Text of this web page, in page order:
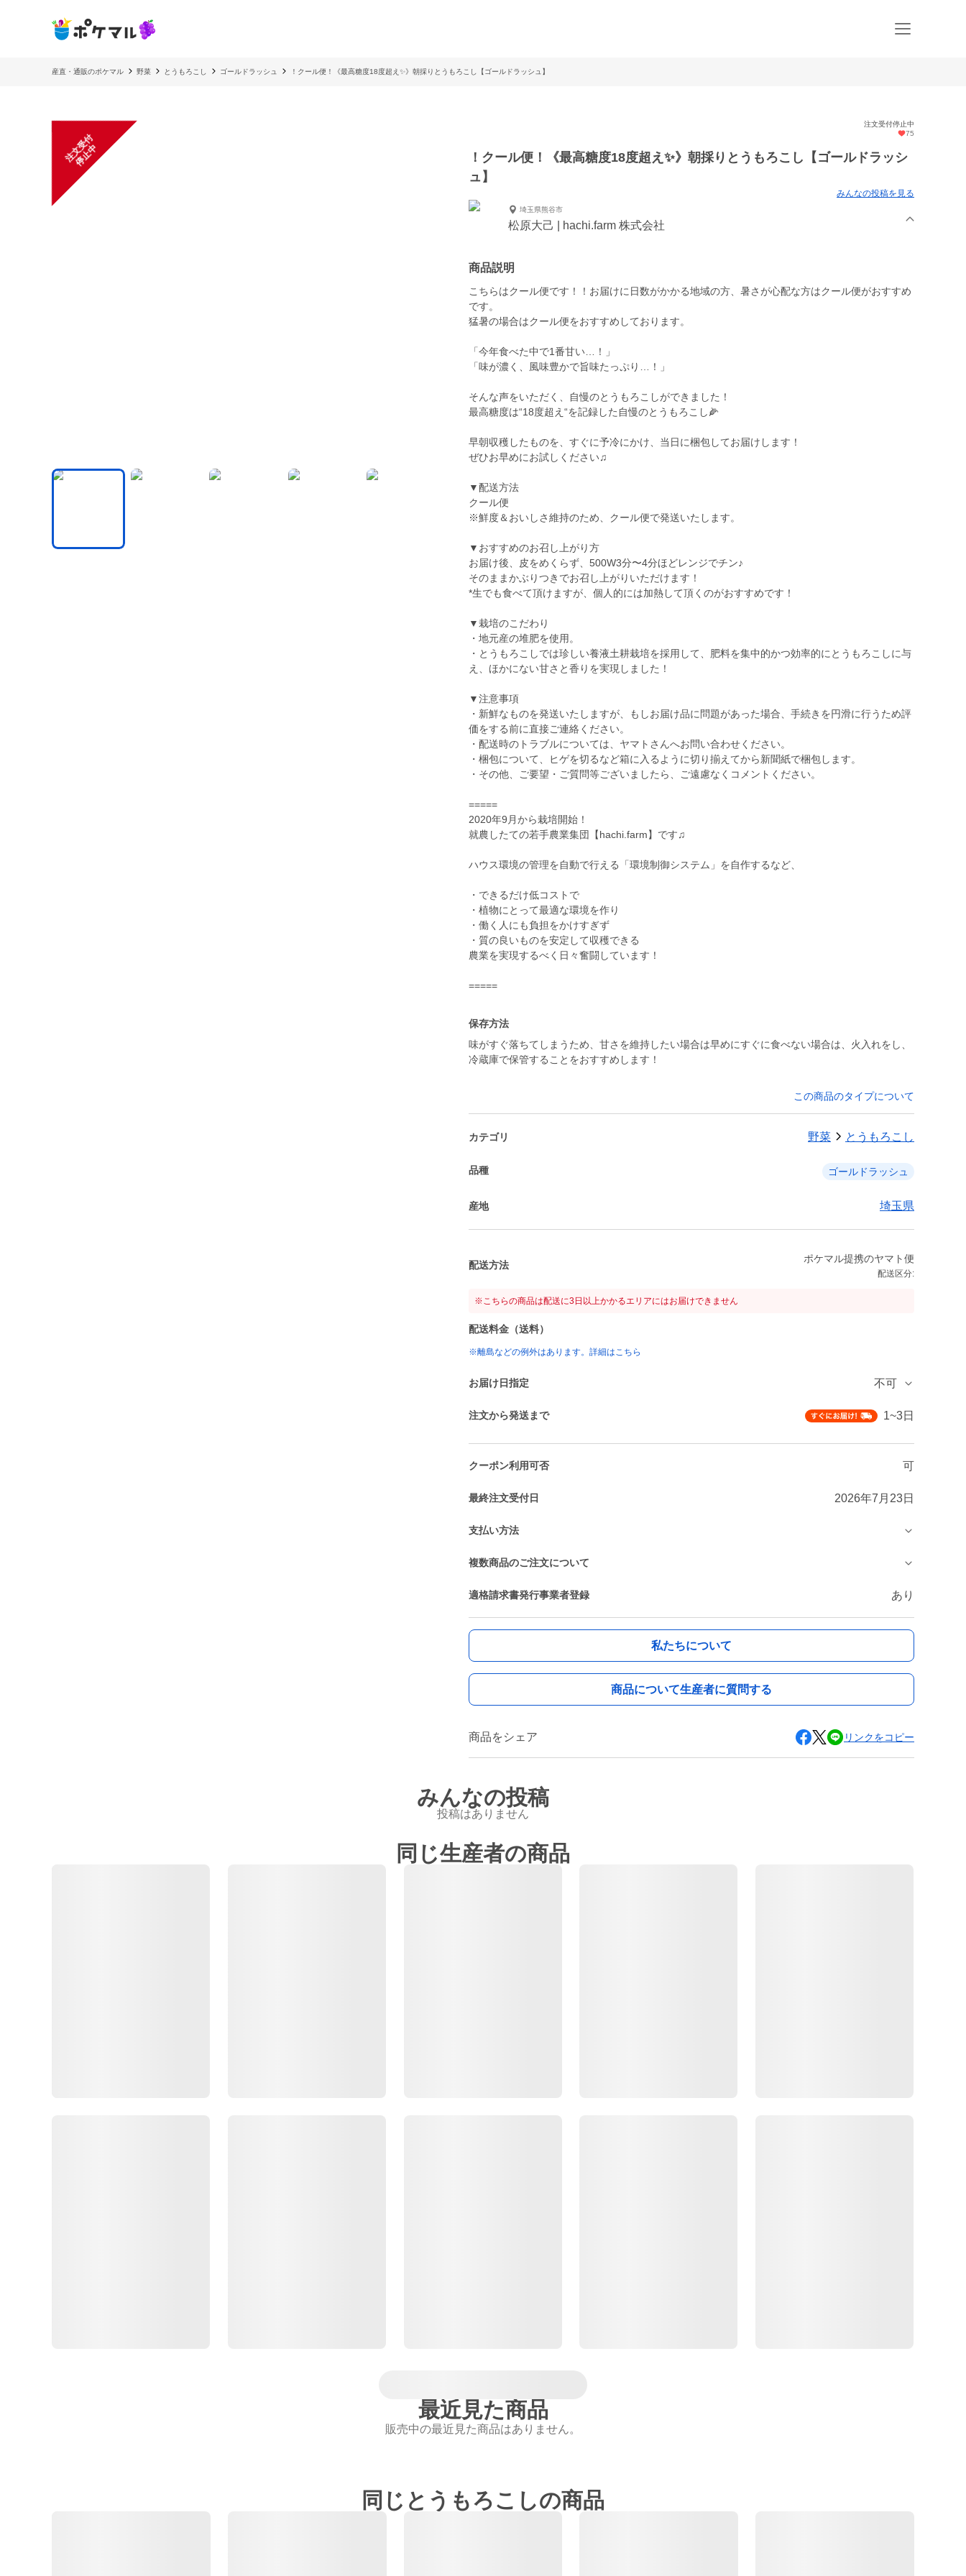
産直・通販のポケマル 野菜 とうもろこし ゴールドラッシュ ！クール便！《最高糖度18度超え✨》朝採りとうもろこし【ゴールドラッシュ】
注
文
受
付
停
止
中
注文受付停止中
75
！クール便！《最高糖度18度超え✨》朝採りとうもろこし【ゴールドラッシ
ュ】
みんなの投稿を見る
埼玉県熊谷市
松原大己 | hachi.farm 株式会社
商品説明
こちらはクール便です！！お届けに日数がかかる地域の方、暑さが心配な方はクール便がおすすめ
です。
猛暑の場合はクール便をおすすめしております。
「今年食べた中で1番甘い…！」
「味が濃く、風味豊かで旨味たっぷり…！」
そんな声をいただく、自慢のとうもろこしができました！
最高糖度は“18度超え“を記録した自慢のとうもろこし🌽
早朝収穫したものを、すぐに予冷にかけ、当日に梱包してお届けします！
ぜひお早めにお試しください♫
▼配送方法
クール便
※鮮度＆おいしさ維持のため、クール便で発送いたします。
▼おすすめのお召し上がり方
お届け後、皮をめくらず、500W3分〜4分ほどレンジでチン♪
そのままかぶりつきでお召し上がりいただけます！
*生でも食べて頂けますが、個人的には加熱して頂くのがおすすめです！
▼栽培のこだわり
・地元産の堆肥を使用。
・とうもろこしでは珍しい養液土耕栽培を採用して、肥料を集中的かつ効率的にとうもろこしに与
え、ほかにない甘さと香りを実現しました！
▼注意事項
・新鮮なものを発送いたしますが、もしお届け品に問題があった場合、手続きを円滑に行うため評
価をする前に直接ご連絡ください。
・配送時のトラブルについては、ヤマトさんへお問い合わせください。
・梱包について、ヒゲを切るなど箱に入るように切り揃えてから新聞紙で梱包します。
・その他、ご要望・ご質問等ございましたら、ご遠慮なくコメントください。
=====
2020年9月から栽培開始！
就農したての若手農業集団【hachi.farm】です♫
ハウス環境の管理を自動で行える「環境制御システム」を自作するなど、
・できるだけ低コストで
・植物にとって最適な環境を作り
・働く人にも負担をかけすぎず
・質の良いものを安定して収穫できる
農業を実現するべく日々奮闘しています！
=====
保存方法
味がすぐ落ちてしまうため、甘さを維持したい場合は早めにすぐに食べない場合は、火入れをし、
冷蔵庫で保管することをおすすめします！
この商品のタイプについて
カテゴリ 野菜 とうもろこし
品種 ゴールドラッシュ
産地 埼玉県
配送方法
ポケマル提携のヤマト便
配送区分:
※こちらの商品は配送に3日以上かかるエリアにはお届けできません
配送料金（送料）
※離島などの例外はあります。詳細はこちら
お届け日指定 不可
注文から発送まで 1~3日
クーポン利用可否 可
最終注文受付日 2026年7月23日
支払い方法
複数商品のご注文について
適格請求書発行事業者登録 あり
私たちについて
商品について生産者に質問する
商品をシェア リンクをコピー
みんなの投稿
投稿はありません
同じ生産者の商品
最近見た商品
販売中の最近見た商品はありません。
同じとうもろこしの商品